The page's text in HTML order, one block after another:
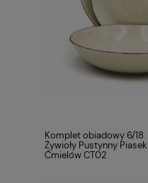
Komplet obiadowy 6/18
Żywioły Pustynny Piasek
Ćmielów CT02